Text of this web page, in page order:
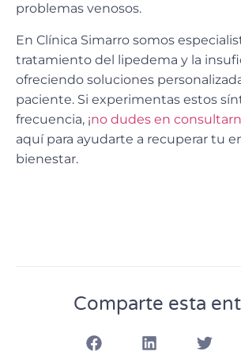
problemas venosos.
En Clínica Simarro somos
tratamiento del lipedema y la
ofreciendo soluciones
paciente. Si experimentas estos
frecuencia, ¡no dudes en
aquí para ayudarte a recuperar tu
bienestar.
Comparte esta